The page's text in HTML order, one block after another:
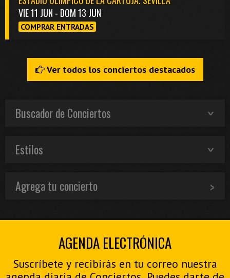
VIE 11 JUN - DOM 13 JUN
COMPRAR ENTRADAS
Ver todos los conciertos destacados
Buscador de Conciertos
Estilos
Agrega tu concierto
AGENDA ELECTRÓNICA
Suscríbete y recibirás en tu correo nuestra